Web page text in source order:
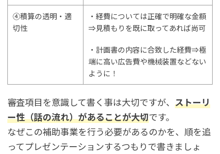
④積算の透明・適
切性
・経費については正確で明確な金額
⇒見積もりを既に取ってあれば尚可
・計画書の内容に合致した経費⇒極
端に高い広告費や機械装置などない
ように！
審査項目を意識して書く事は大切ですが、 ストーリ
ー性（話の流れ）があることが大切です。
なぜこの補助事業を行う必要があるのかを、順を追
ってプレゼンテーションするつもりで書きましょ